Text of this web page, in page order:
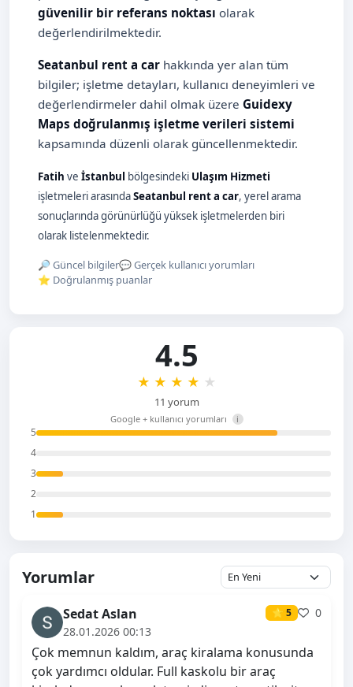
güvenilir bir referans noktası olarak
değerlendirilmektedir.
Seatanbul rent a car hakkında yer alan tüm
bilgiler; işletme detayları, kullanıcı deneyimleri ve
değerlendirmeler dahil olmak üzere Guidexy
Maps doğrulanmış işletme verileri sistemi
kapsamında düzenli olarak güncellenmektedir.
Fatih ve İstanbul bölgesindeki Ulaşım Hizmeti
işletmeleri arasındaSeatanbul rent a car, yerel arama
sonuçlarında görünürlüğü yüksek işletmelerden biri
olarak listelenmektedir.
🔎 Güncel bilgiler💬 Gerçek kullanıcı yorumları
⭐ Doğrulanmış puanlar
5
4
3
2
1
4.5
★ ★ ★ ★ ★
11 yorum
Google + kullanıcı yorumları i
Yorumlar
Sedat Aslan ⭐ 5
0
28.01.2026 00:13
Çok memnun kaldım, araç kiralama konusunda
çok yardımcı oldular. Full kaskolu bir araç